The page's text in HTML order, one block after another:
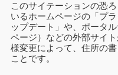
このサイテーションの恐
いるホームページの「プ
ップデート」や、ポータ
ページ）などの外部サイ
様変更によって、住所の
ことです。